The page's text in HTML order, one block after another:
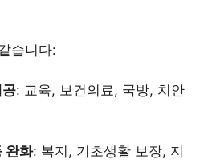
습니다:
: 교육, 보건의료, 국방, 치안
완화: 복지, 기초생활 보장, 지